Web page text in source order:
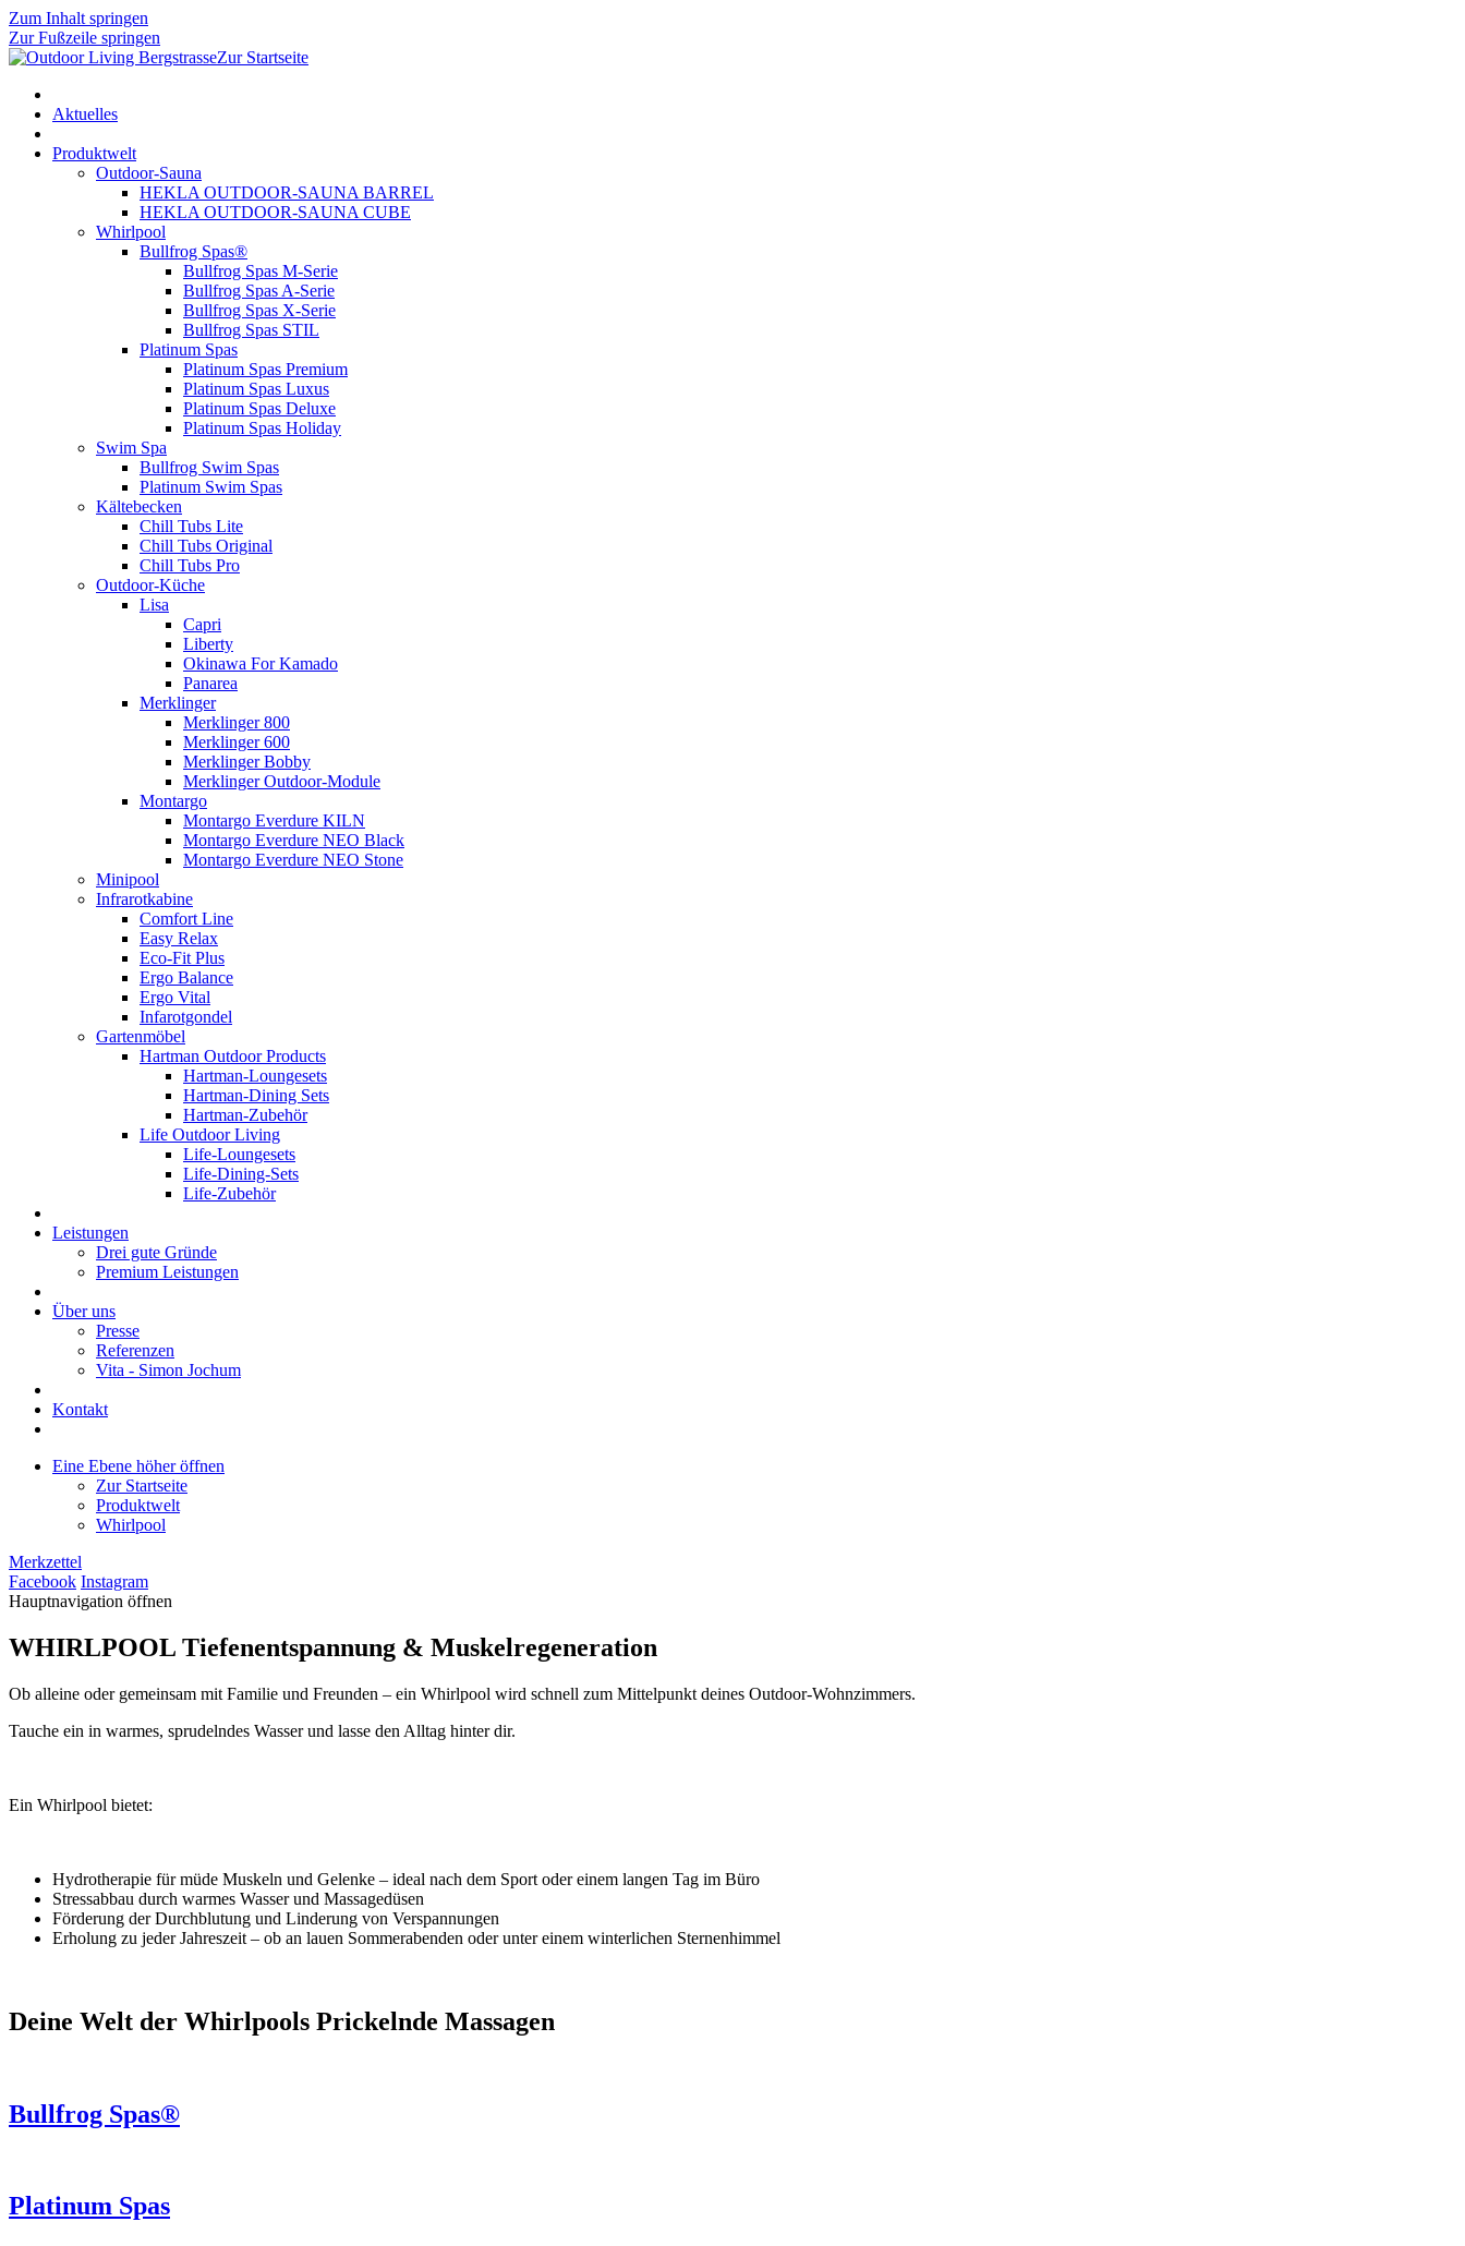
Zum Inhalt springen
Zur Fußzeile springen
Zur Startseite
Aktuelles
Produktwelt
Outdoor-Sauna
HEKLA OUTDOOR-SAUNA BARREL
HEKLA OUTDOOR-SAUNA CUBE
Whirlpool
Bullfrog Spas®
Bullfrog Spas M-Serie
Bullfrog Spas A-Serie
Bullfrog Spas X-Serie
Bullfrog Spas STIL
Platinum Spas
Platinum Spas Premium
Platinum Spas Luxus
Platinum Spas Deluxe
Platinum Spas Holiday
Swim Spa
Bullfrog Swim Spas
Platinum Swim Spas
Kältebecken
Chill Tubs Lite
Chill Tubs Original
Chill Tubs Pro
Outdoor-Küche
Lisa
Capri
Liberty
Okinawa For Kamado
Panarea
Merklinger
Merklinger 800
Merklinger 600
Merklinger Bobby
Merklinger Outdoor-Module
Montargo
Montargo Everdure KILN
Montargo Everdure NEO Black
Montargo Everdure NEO Stone
Minipool
Infrarotkabine
Comfort Line
Easy Relax
Eco-Fit Plus
Ergo Balance
Ergo Vital
Infarotgondel
Gartenmöbel
Hartman Outdoor Products
Hartman-Loungesets
Hartman-Dining Sets
Hartman-Zubehör
Life Outdoor Living
Life-Loungesets
Life-Dining-Sets
Life-Zubehör
Leistungen
Drei gute Gründe
Premium Leistungen
Über uns
Presse
Referenzen
Vita - Simon Jochum
Kontakt
Eine Ebene höher öffnen
Zur Startseite
Produktwelt
Whirlpool
Merkzettel
Facebook Instagram
Hauptnavigation öffnen
WHIRLPOOL Tiefenentspannung & Muskelregeneration
Ob alleine oder gemeinsam mit Familie und Freunden – ein Whirlpool wird schnell zum Mittelpunkt deines Outdoor-Wohnzimmers.
Tauche ein in warmes, sprudelndes Wasser und lasse den Alltag hinter dir.
Ein Whirlpool bietet:
Hydrotherapie für müde Muskeln und Gelenke – ideal nach dem Sport oder einem langen Tag im Büro
Stressabbau durch warmes Wasser und Massagedüsen
Förderung der Durchblutung und Linderung von Verspannungen
Erholung zu jeder Jahreszeit – ob an lauen Sommerabenden oder unter einem winterlichen Sternenhimmel
Deine Welt der Whirlpools Prickelnde Massagen
Bullfrog Spas®
Platinum Spas